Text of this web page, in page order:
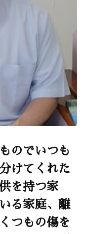
のでいつも
けてくれた
を持つ家
る家庭、離
つもの傷を